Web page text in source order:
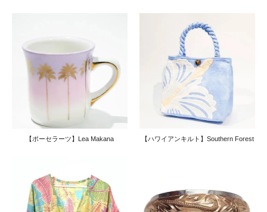
ラニカイ バス＆ボディ アイランドソープ
ブロッサム
【ハワイアン雑貨】
インテリア 時計・照明・家具 インテリアグリーン
【ファッション＆フラグッズ】
【ポーセラーツ】Lea Makana 【ハワイアンキルト】Southern Forest